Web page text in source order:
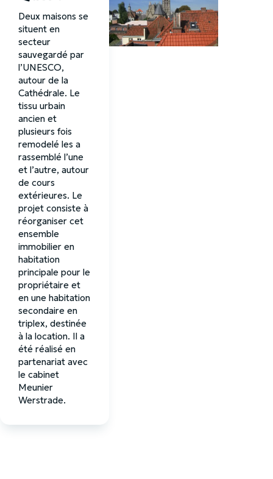
Deux maisons se
situent en
secteur
sauvegardé par
l’UNESCO,
autour de la
Cathédrale. Le
tissu urbain
ancien et
plusieurs fois
remodelé les a
rassemblé l’une
et l’autre, autour
de cours
extérieures. Le
projet consiste à
réorganiser cet
ensemble
immobilier en
habitation
principale pour le
propriétaire et
en une habitation
secondaire en
triplex, destinée
à la location. Il a
été réalisé en
partenariat avec
le cabinet
Meunier
Werstrade.